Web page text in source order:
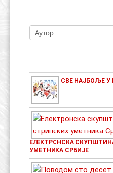
СВЕ НАЈБОЉЕ У
ЕЛЕКТРОНСКА
УМЕТНИКА СРБИЈЕ